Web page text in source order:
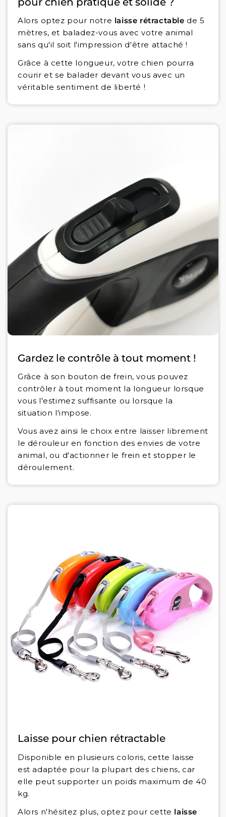
Alors optez pour notre laisse rétractable de 5
mètres, et baladez-vous avec votre animal
sans qu'il soit l'impression d'être attaché !
Grâce à cette longueur, votre chien pourra
courir et se balader devant vous avec un
véritable sentiment de liberté !
Gardez le contrôle à tout moment !
Grâce à son bouton de frein, vous pouvez
contrôler à tout moment la longueur lorsque
vous l'estimez suffisante ou lorsque la
situation l'impose.
Vous avez ainsi le choix entre laisser librement
le dérouleur en fonction des envies de votre
animal, ou d'actionner le frein et stopper le
déroulement.
Laisse pour chien rétractable
Disponible en plusieurs coloris, cette laisse
est adaptée pour la plupart des chiens, car
elle peut supporter un poids maximum de 40
kg.
Alors n'hésitez plus, optez pour cette laisse